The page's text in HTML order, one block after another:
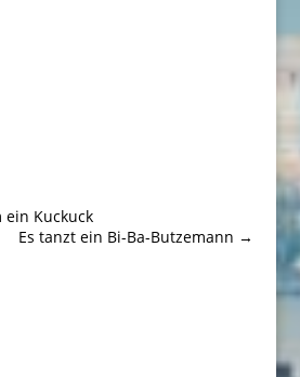
ein Kuckuck
Es tanzt ein Bi-Ba-Butzemann →